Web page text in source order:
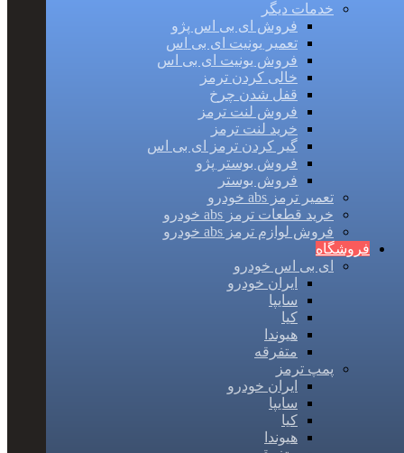
خدمات دیگر
فروش ای بی اس پژو
تعمیر یونیت ای بی اس
فروش یونیت ای بی اس
خالی کردن ترمز
قفل شدن چرخ
فروش لنت ترمز
خرید لنت ترمز
گیر کردن ترمز ای بی اس
فروش بوستر پژو
فروش بوستر
تعمیر ترمز abs خودرو
خرید قطعات ترمز abs خودرو
فروش لوازم ترمز abs خودرو
فروشگاه
ای بی اس خودرو
ایران خودرو
سایپا
کیا
هیوندا
متفرقه
پمپ ترمز
ایران خودرو
سایپا
کیا
هیوندا